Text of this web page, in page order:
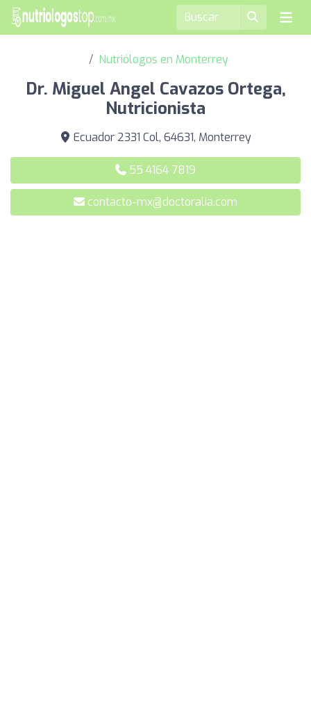
Nutriólogos en Monterrey
Dr. Miguel Angel Cavazos Ortega,
Nutricionista
Ecuador 2331 Col, 64631, Monterrey
55 4164 7819
contacto-mx@doctoralia.com